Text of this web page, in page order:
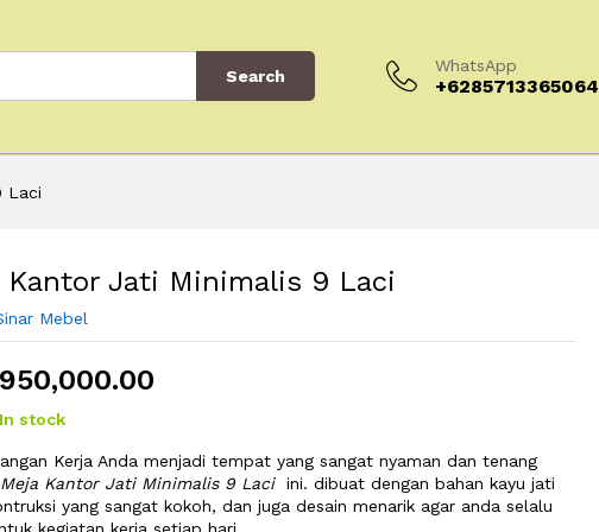
Search
WhatsApp
+6285713365064
Laci
Kantor Jati Minimalis 9 Laci
Mebel
In stock
Kerja Anda menjadi tempat yang sangat nyaman dan tenang
Meja Kantor Jati Minimalis 9 Laci ini. dibuat dengan bahan kayu jati
yang sangat kokoh, dan juga desain menarik agar anda selalu